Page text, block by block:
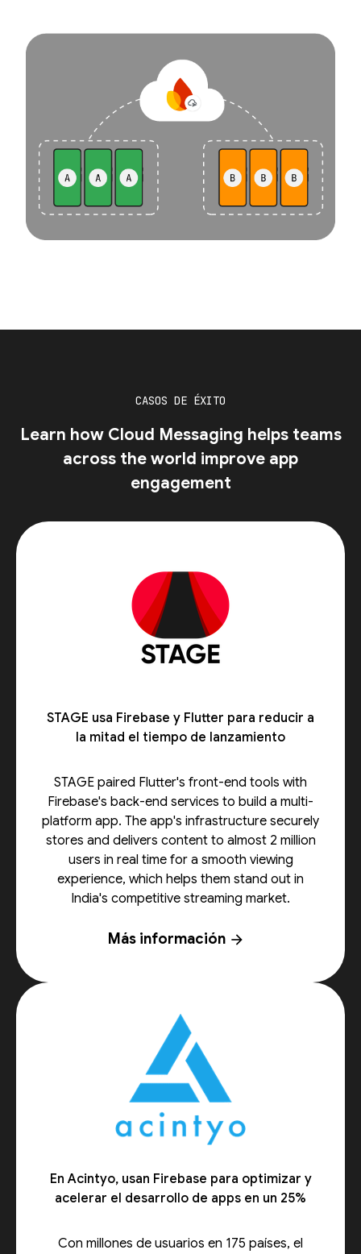
CASOS DE ÉXITO
Learn how Cloud Messaging helps teams
across the world improve app
engagement
STAGE usa Firebase y Flutter para reducir a
la mitad el tiempo de lanzamiento
STAGE paired Flutter's front-end tools with
Firebase's back-end services to build a multi-
platform app. The app's infrastructure securely
stores and delivers content to almost 2 million
users in real time for a smooth viewing
experience, which helps them stand out in
India's competitive streaming market.
Más información arrow_forward
En Acintyo, usan Firebase para optimizar y
acelerar el desarrollo de apps en un 25%
Con millones de usuarios en 175 países, el